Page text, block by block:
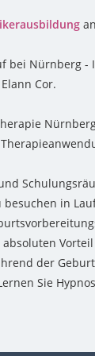
bei Nürnberg -
Cor.
in
der
Sie